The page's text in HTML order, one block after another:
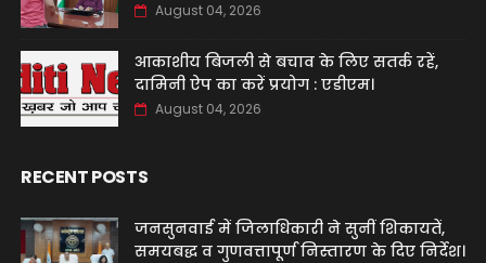
August 04, 2026
आकाशीय बिजली से बचाव के लिए सतर्क रहें,
दामिनी ऐप का करें प्रयोग : एडीएम।
August 04, 2026
RECENT POSTS
जनसुनवाई में जिलाधिकारी ने सुनीं शिकायतें,
समयबद्ध व गुणवत्तापूर्ण निस्तारण के दिए निर्देश।